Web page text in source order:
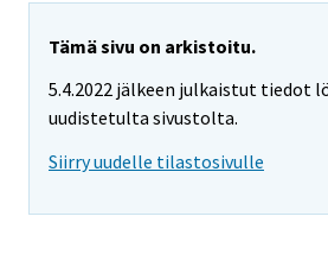
Tämä sivu on arkistoitu.
5.4.2022 jälkeen julkaistut tiedot
uudistetulta sivustolta.
Siirry uudelle tilastosivulle